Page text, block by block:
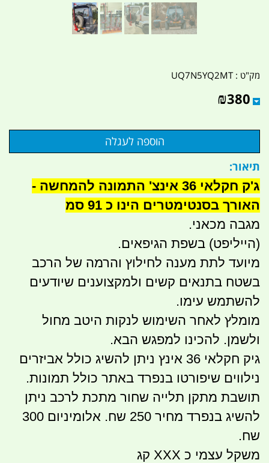
מק"ט :UQ7N5YQ2MT
₪380
תיאור:
ג'ק חקלאי 36 אינצ' התמונה להמחשה -
האורך בסנטימטרים הינו כ 91 סמ
מגבה מכאני.
(הייליפט) בשפת הגיפאים.
מיועד לתת מענה לחילוץ והרמה של הרכב
בשטח בתנאים קשים ולמקצוענים שיודעים
להשתמש עימו.
מומלץ לאחר השימוש לנקות היטב מחול
ולשמן. להכינו למפגש הבא.
גיק חקלאי 36 אינץ ניתן להשיג כולל אביזרים
נילווים שיפורטו בנפרד באתר כולל תמונות.
תושבת מתקן תלייה שחור מתכת לרכב ניתן
להשיג בנפרד מחיר 250 שח. אלומיניום 300
שח.
משקל עצמי כ XXX קג